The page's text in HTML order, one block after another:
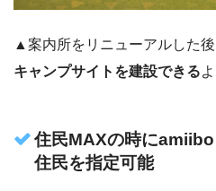
▲案内所をリニューアルした
キャンプサイトを建設できる
住民MAXの時に
住民を指定可能